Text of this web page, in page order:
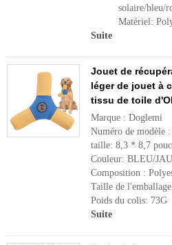
solaire/bleu/
Matériel:
Suite
Jouet de
léger de jouet à
tissu de toile
Marque : Doglemi
Numéro de modèle
taille: 8,3 * 8,7
Couleur: BLEU/
Composition :
Taille de
Poids du colis: 73G
Suite